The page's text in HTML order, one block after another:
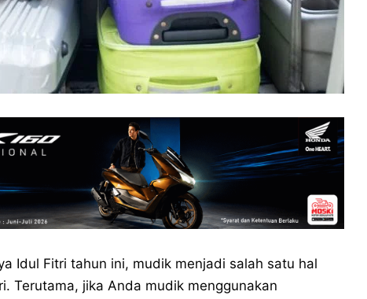
Idul Fitri tahun ini, mudik menjadi salah satu hal
Terutama, jika Anda mudik menggunakan